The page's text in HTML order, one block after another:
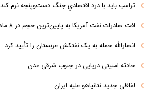
ترامپ باید با درد اقتصادیِ جنگ دست‌و‌پنجه نرم کند
افت صادرات نفت آمریکا به پایین‌ترین حجم در ۸ ماه اخیر
انصارالله حمله به یک نفتکش عربستان را تأیید کرد
حادثه امنیتی دریایی در جنوب شرقی عدن
لفاظی جدید نتانیاهو علیه ایران